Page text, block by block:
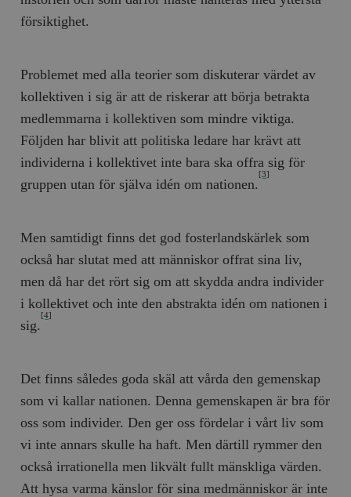
försiktighet.
Problemet med alla teorier som diskuterar värdet av
kollektiven i sig är att de riskerar att börja betrakta
medlemmarna i kollektiven som mindre viktiga.
Följden har blivit att politiska ledare har krävt att
individerna i kollektivet inte bara ska offra sig för
gruppen utan för själva idén om nationen.
[3]
Men samtidigt finns det god fosterlandskärlek som
också har slutat med att människor offrat sina liv,
men då har det rört sig om att skydda andra individer
i kollektivet och inte den abstrakta idén om nationen i
sig.
[4]
Det finns således goda skäl att vårda den gemenskap
som vi kallar nationen. Denna gemenskapen är bra för
oss som individer. Den ger oss fördelar i vårt liv som
vi inte annars skulle ha haft. Men därtill rymmer den
också irrationella men likvält fullt mänskliga värden.
Att hysa varma känslor för sina medmänniskor är inte